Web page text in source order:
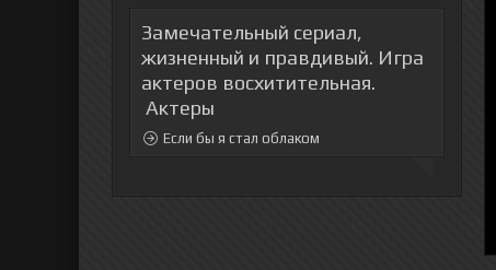
Замечательный сериал,
жизненный и правдивый. Игра
актеров восхитительная.
Актеры
Если бы я стал облаком